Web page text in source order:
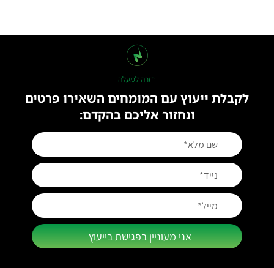
חזרה למעלה
לקבלת ייעוץ עם המומחים השאירו פרטים
ונחזור אליכם בהקדם:
אני מעוניין בפגישת בייעוץ